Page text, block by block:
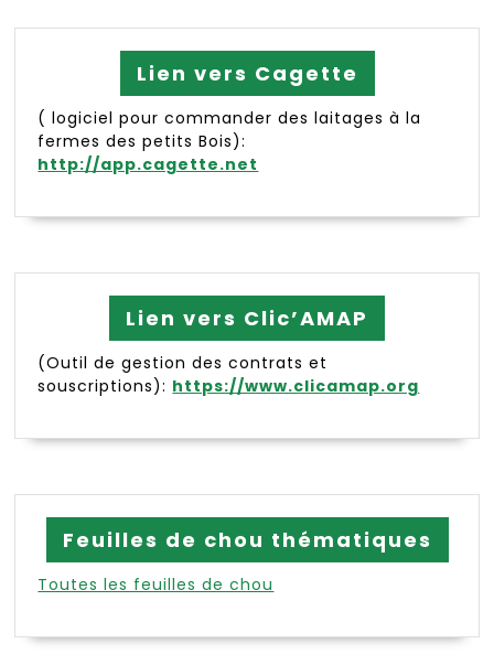
Lien vers Cagette
( logiciel pour commander des laitages à la
fermes des petits Bois):
http://app.cagette.net
Lien vers Clic’AMAP
(Outil de gestion des contrats et
souscriptions): https://www.clicamap.org
Feuilles de chou thématiques
Toutes les feuilles de chou